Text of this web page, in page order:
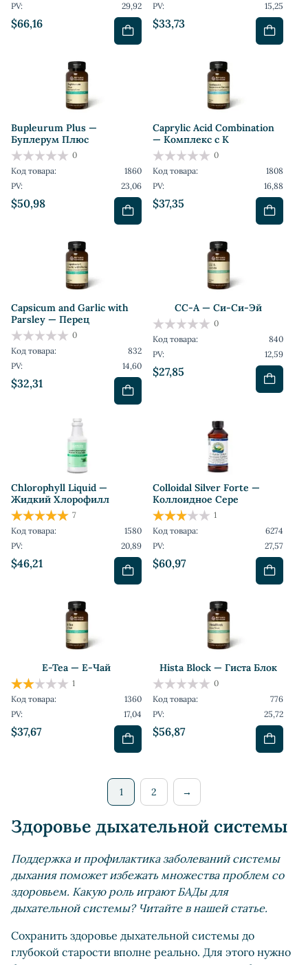
$66,16
PV:
29,92
$33,73
PV:
15,25
Bupleurum Plus —
Буплерум Плюс
$50,98
0
Код товара:
1860
PV:
23,06
Caprylic Acid Combination
— Комплекс с К
$37,35
0
Код товара:
1808
PV:
16,88
Capsicum and Garlic with
Parsley — Перец
$32,31
0
Код товара:
832
PV:
14,60
CC-A — Си-Си-Эй
$27,85
0
Код товара:
840
PV:
12,59
Chlorophyll Liquid —
Жидкий Хлорофилл
$46,21
7
Код товара:
1580
PV:
20,89
Colloidal Silver Forte —
Коллоидное Сере
$60,97
1
Код товара:
6274
PV:
27,57
E-Tea — Е-Чай
$37,67
1
Код товара:
1360
PV:
17,04
Hista Block — Гиста Блок
$56,87
0
Код товара:
776
PV:
25,72
1 2 →
Здоровье дыхательной системы
Поддержка и профилактика заболеваний системы
дыхания поможет избежать множества проблем со
здоровьем. Какую роль играют БАДы для
дыхательной системы? Читайте в нашей статье.
Сохранить здоровье дыхательной системы до
глубокой старости вполне реально. Для этого нужно